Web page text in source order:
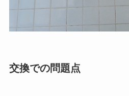
交換での問題点